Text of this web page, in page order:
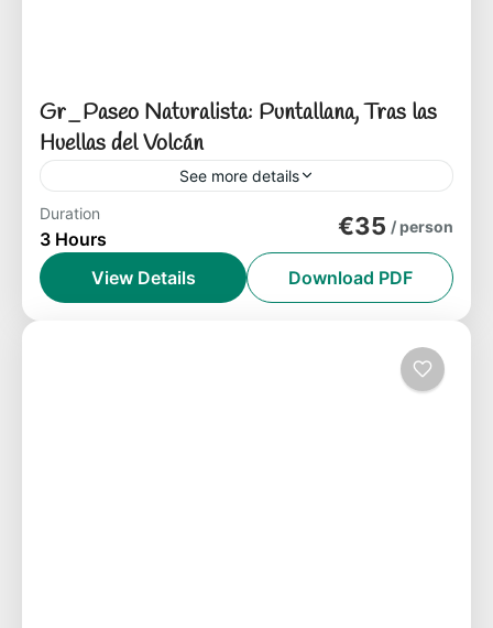
Gr_Paseo Naturalista: Puntallana, Tras las
Huellas del Volcán
See more details
Isla de La Gomera
Easy
1-8 People
Duration
3 Hours €35 / person
View Details Download PDF